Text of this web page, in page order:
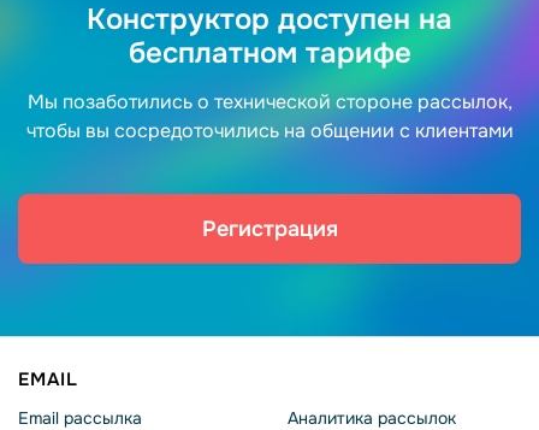
Конструктор доступен на
бесплатном тарифе
Мы позаботились о технической стороне рассылок,
чтобы вы сосредоточились на общении с клиентами
Регистрация
EMAIL
Email рассылка
Аналитика рассылок